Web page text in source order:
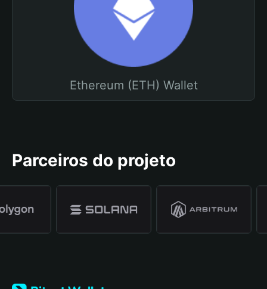
Ethereum (ETH) Wallet
Parceiros do projeto